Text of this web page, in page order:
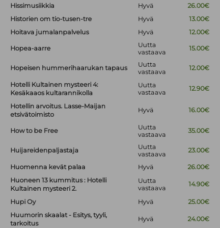
Hissimusiikkia Hyvä
26.00€
Historien om tio-tusen-tre
Hyvä
13.00€
Hoitava jumalanpalvelus
Hyvä 12.00€
Hopea-aarre
Uutta
vastaava
15.00€
Hopeisen hummerihaarukan tapaus
Uutta
vastaava
12.00€
Hotelli Kultainen mysteeri 4:
Kesäkaaos kultarannikolla
Uutta
vastaava
12.90€
Hotellin arvoitus. Lasse-Maijan
etsivätoimisto
Hyvä 16.00€
How to be Free
Uutta
vastaava
35.00€
Huijareidenpaljastaja
Uutta
vastaava
23.00€
Huomenna kevät palaa Hyvä
26.00€
Huoneen 13 kummitus : Hotelli
Kultainen mysteeri 2.
Uutta
vastaava
14.90€
Hupi Oy Hyvä
25.00€
Huumorin skaalat - Esitys, tyyli,
tarkoitus
Hyvä 24.00€